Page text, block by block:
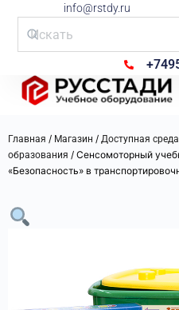
info@rstdy.ru
Главная / Магазин / Доступная среда
образования / Сенсомоторный
«Безопасность» в